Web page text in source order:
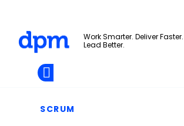
Skip to main content
Work Smarter. Deliver Faster.
Lead Better.
Add as
SCRUM